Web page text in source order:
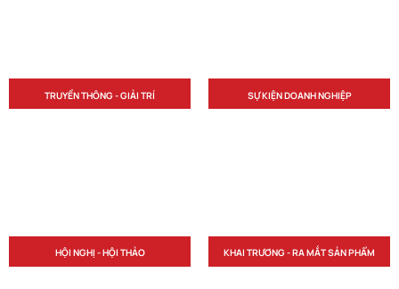
TRUYỀN THÔNG - GIẢI TRÍ SỰ KIỆN DOANH NGHIỆP
HỘI NGHỊ - HỘI THẢO KHAI TRƯƠNG - RA MẮT SẢN PHẨM